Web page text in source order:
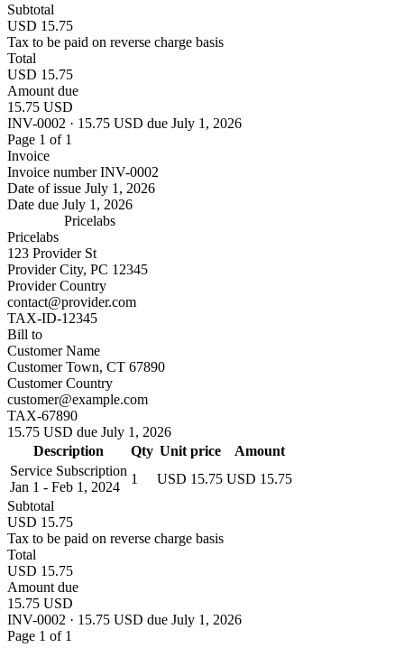
Subtotal
USD 15.75
Tax to be paid on reverse charge basis
Total
USD 15.75
Amount due
15.75 USD
INV-0002 · 15.75 USD due July 1, 2026
Page 1 of 1
Invoice
Invoice numberINV-0002
Date of issue July 1, 2026
Date due July 1, 2026
Pricelabs
Pricelabs
123 Provider St
Provider City, PC 12345
Provider Country
contact@provider.com
TAX-ID-12345
Bill to
Customer Name
Customer Town, CT 67890
Customer Country
customer@example.com
TAX-67890
15.75 USD due July 1, 2026
Description
Qty Unit price
Amount
Service Subscription
Jan 1 - Feb 1, 2024
1 USD 15.75 USD 15.75
Subtotal
USD 15.75
Tax to be paid on reverse charge basis
Total
USD 15.75
Amount due
15.75 USD
INV-0002 · 15.75 USD due July 1, 2026
Page 1 of 1